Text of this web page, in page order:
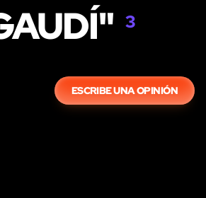
3
ESCRIBE UNA OPINIÓN